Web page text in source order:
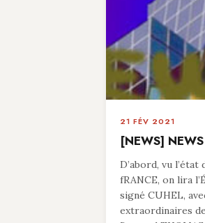
21 FÉV 2021
[NEWS]
D’abord, vu
fRANCE, on lira
signé CUHEL,
extraordinaires